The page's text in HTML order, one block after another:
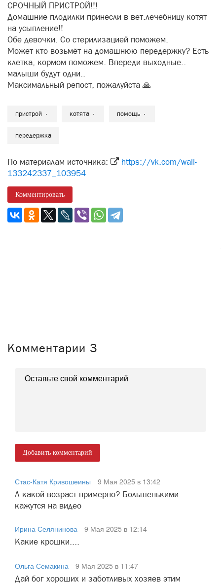
СРОЧНЫЙ ПРИСТРОЙ!!!
Домашние плодилки принесли в вет.лечебницу котят
на усыпление!!
Обе девочки. Со стерилизацией поможем.
Может кто возьмёт на домашнюю передержку? Есть
клетка, кормом поможем. Впереди выходные..
малыши будут одни..
Максимальный репост, пожалуйста 🙏
пристрой котята помощь
передержка
По материалам источника:
https://vk.com/wall-
133242337_103954
Комментировать
Комментарии 3
Добавить комментарий
Стас-Катя Кривошеины
9 Мая 2025 в 13:42
А какой возраст примерно? Большенькими
кажутся на видео
Ирина Селянинова
9 Мая 2025 в 12:14
Какие крошки....
Ольга Семакина
9 Мая 2025 в 11:47
Дай бог хороших и заботливых хозяев этим